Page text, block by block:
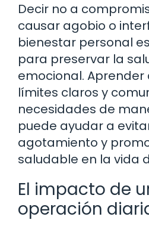
Decir no a
causar agobio o
bienestar personal
para preservar la
emocional.
límites claros y
necesidades de
puede ayudar a
agotamiento y
saludable en la vida
El impacto de
operación